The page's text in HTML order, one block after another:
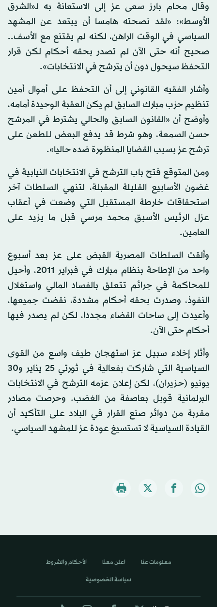
وقال محام بارز سعى عز إلى الاستعانة به لـ«الشرق
الأوسط»: «لقد نصحته هامسا أن يبتعد عن المشهد
السياسي في الوقت الراهن، لكنه لم يقتنع مع الأسف..
صحيح أنه حتى الآن لم تصدر بحقه أحكام لكن قرار
التحفظ سيحول دون أن يترشح في الانتخابات».
وأشار الفقيه القانوني إلى أن التحفظ على أموال أمين
تنظيم حزب مبارك السابق لم يكن العقبة الوحيدة أمامه،
وأوضح أن «القانون السابق والحالي يشترط في المرشح
حسن السمعة، وهو شرط قد يدفع البعض للطعن على
ترشح عز بسبب القضايا المنظورة ضده حاليا».
ومن المتوقع فتح باب الترشح في الانتخابات النيابية في
غضون الأسابيع القليلة المقبلة، لتنهي السلطات آخر
استحقاقات خارطة المستقبل التي وضعت في أعقاب
عزل الرئيس الأسبق محمد مرسي قبل ما يزيد على
العامين.
وألقت السلطات المصرية القبض على عز بعد أسبوع
واحد من الإطاحة بنظام مبارك في فبراير 2011، وأحيل
للمحاكمة في جرائم تتعلق بالفساد المالي واستغلال
النفوذ، وصدرت بحقه أحكام مشددة، نقضت جميعها،
وأعيدت إلى ساحات القضاء مجددا، لكن لم يصدر فيها
أحكام حتى الآن.
وأثار إخلاء سبيل عز استهجان طيف واسع من القوى
السياسية التي شاركت بفعالية في ثورتي 25 يناير و30
يونيو (حزيران)، لكن إعلان عزمه الترشح في الانتخابات
البرلمانية قوبل بعاصفة من الغضب. وحرصت مصادر
مقربة من دوائر صنع القرار في البلاد على التأكيد أن
القيادة السياسية لا تستسيغ عودة عز للمشهد السياسي.
معلومات عنا اعلن معنا الأحكام والشروط
سياسة الخصوصية